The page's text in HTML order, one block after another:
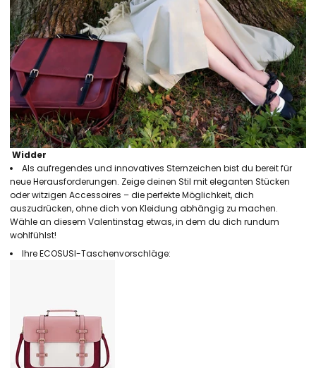
Widder
Als aufregendes und innovatives Sternzeichen bist du bereit für
neue Herausforderungen. Zeige deinen Stil mit eleganten Stücken
oder witzigen Accessoires – die perfekte Möglichkeit, dich
auszudrücken, ohne dich von Kleidung abhängig zu machen.
Wähle an diesem Valentinstag etwas, in dem du dich rundum
wohlfühlst!
Ihre ECOSUSI-Taschenvorschläge: